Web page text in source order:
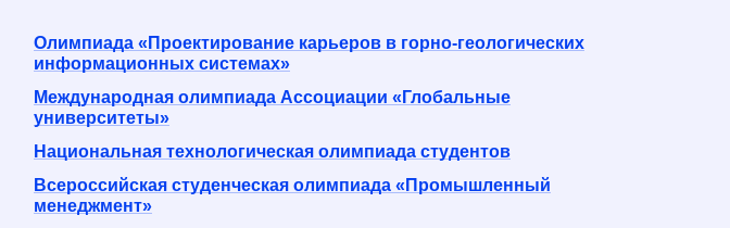
Олимпиада «Проектирование карьеров в горно-геологических
информационных системах»
Международная олимпиада Ассоциации «Глобальные
университеты»
Национальная технологическая олимпиада студентов
Всероссийская студенческая олимпиада «Промышленный
менеджмент»